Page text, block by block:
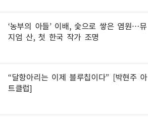
‘농부의 아들’ 이배, 숯으로 쌓은 염원…뮤
지엄 산, 첫 한국 작가 조명
“달항아리는 이제 블루칩이다” [박현주 아
트클럽]